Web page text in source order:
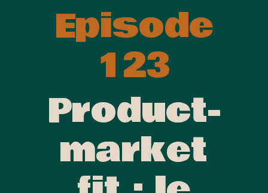
Episode
123
Product-
market